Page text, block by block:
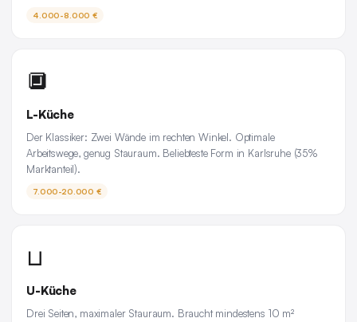
4.000-8.000 €
🔲
L-Küche
Der Klassiker: Zwei Wände im rechten Winkel. Optimale
Arbeitswege, genug Stauraum. Beliebteste Form in Karlsruhe (35%
Marktanteil).
7.000-20.000 €
⊔
U-Küche
Drei Seiten, maximaler Stauraum. Braucht mindestens 10 m²